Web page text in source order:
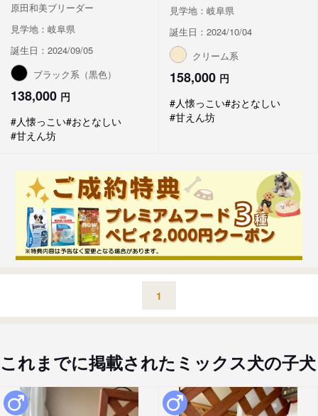
原田和美ブリーダー
見学地：岐阜県
誕生日：2024/09/05
ブラック系（黒色）
138,000 円
#人懐っこい#おとなしい
#甘えん坊
見学地：岐阜県
誕生日：2024/10/04
クリーム系
158,000 円
#人懐っこい#おとなしい
#甘えん坊
1
これまでに掲載されたミックス犬の子犬